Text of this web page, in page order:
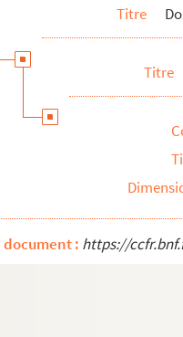
les petites âmes
les petites âmes
Titre
Titre
document : https://